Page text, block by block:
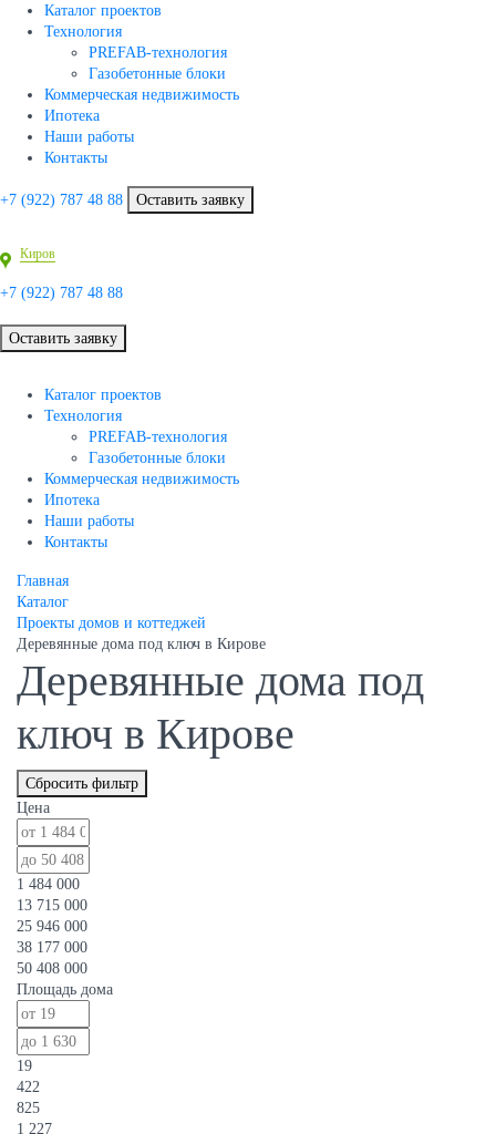
Каталог проектов
Технология
PREFAB-технология
Газобетонные блоки
Коммерческая недвижимость
Ипотека
Наши работы
Контакты
+7 (922) 787 48 88 Оставить заявку
Киров
+7 (922) 787 48 88
Оставить заявку
Каталог проектов
Технология
PREFAB-технология
Газобетонные блоки
Коммерческая недвижимость
Ипотека
Наши работы
Контакты
Главная
Каталог
Проекты домов и коттеджей
Деревянные дома под ключ в Кирове
Деревянные дома под
ключ в Кирове
Сбросить фильтр
Цена
1 484 000
13 715 000
25 946 000
38 177 000
50 408 000
Площадь дома
19
422
825
1 227